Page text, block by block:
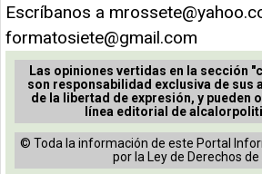
Escríbanos a
formatosiete@gmail.com
Las opiniones vertidas en la sección
son responsabilidad exclusiva de sus
de la libertad de expresión, y pueden
línea editorial de
© Toda la información de este Portal
por la Ley de Derechos